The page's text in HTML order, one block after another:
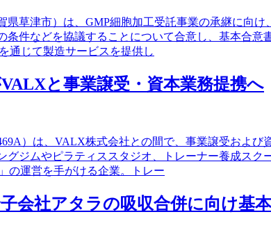
県草津市）は、GMP細胞加工受託事業の承継に向
条件などを協議することについて合意し、基本合
通じて製造サービスを提供し
と事業譲受・資本業務提携へ
）は、VALX株式会社との間で、事業譲受およ
グジムやピラティススタジオ、トレーナー養成ス
の運営を手がける企業。トレー
会社アタラの吸収合併に向け基